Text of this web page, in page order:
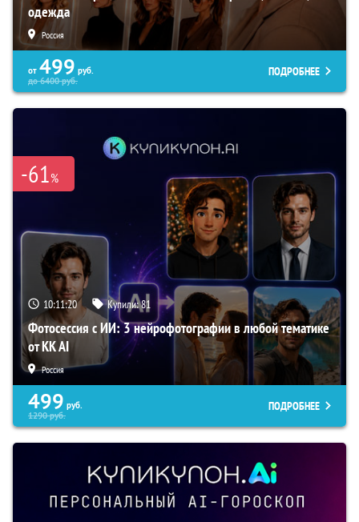
одежда
Россия
от 499 руб.
до6400руб.
ПОДРОБНЕЕ
-61%
10:11:19 Купили:81
Фотосессия с ИИ: 3 нейрофотографии в любой тематике
от KK AI
Россия
499 руб.
1290руб.
ПОДРОБНЕЕ